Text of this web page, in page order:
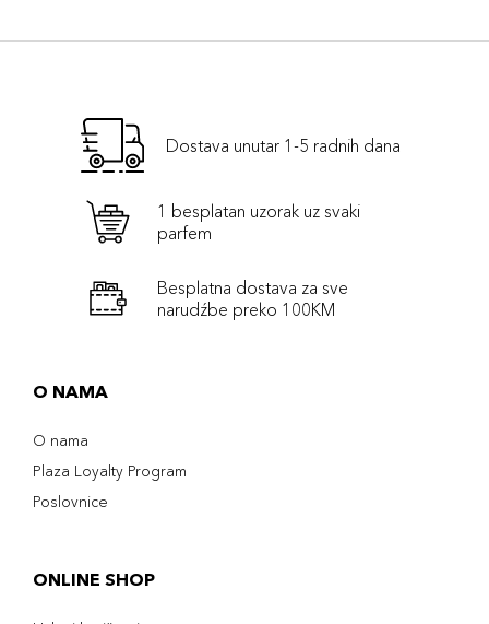
Dostava unutar 1-5 radnih dana
1 besplatan uzorak uz svaki
parfem
Besplatna dostava za sve
narudźbe preko 100KM
O NAMA
O nama
Plaza Loyalty Program
Poslovnice
ONLINE SHOP